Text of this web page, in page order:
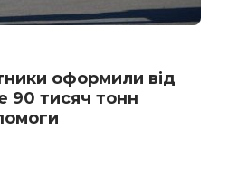
оформили від
90 тисяч тонн